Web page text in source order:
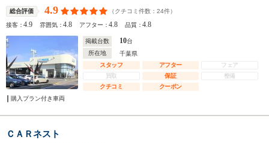
総合評価 4.9 （クチコミ件数： 24件）
接客：4.9 雰囲気：4.8 アフター：4.8 品質：4.8
掲載台数 10台
所在地
千葉県
スタッフ
アフター
フェア
買取
保証
整備
クチコミ
クーポン
購入プラン付き車両
ＣＡＲネスト